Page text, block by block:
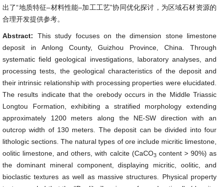
出了“地质特征–材料性能–加工工艺”协同优化探讨，为区域石材资源的
合理开发提供参考。
Abstract: This study focuses on the dimension stone limestone
deposit in Anlong County, Guizhou Province, China. Through
systematic field geological investigations, laboratory analyses, and
processing tests, the geological characteristics of the deposit and
their intrinsic relationship with processing properties were elucidated.
The results indicate that the orebody occurs in the Middle Triassic
Longtou Formation, exhibiting a stratified morphology extending
approximately 1200 meters along the NE-SW direction with an
outcrop width of 130 meters. The deposit can be divided into four
lithologic sections. The natural types of ore include micritic limestone,
oolitic limestone, and others, with calcite (CaCO3content > 90%) as
the dominant mineral component, displaying micritic, oolitic, and
bioclastic textures as well as massive structures. Physical property